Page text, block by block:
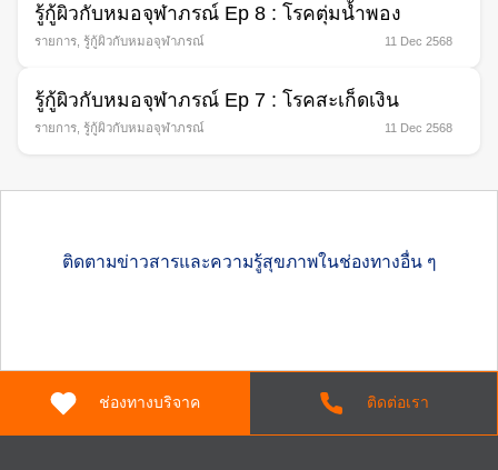
รู้กู้ผิวกับหมอจุฬาภรณ์ Ep 8 : โรคตุ่มนํ้าพอง
รายการ รู้กู้ผิวกับหมอจุฬาภรณ์ 11 Dec 2568
รู้กู้ผิวกับหมอจุฬาภรณ์ Ep 7 : โรคสะเก็ดเงิน
รายการ รู้กู้ผิวกับหมอจุฬาภรณ์ 11 Dec 2568
ติดตามข่าวสารและความรู้สุขภาพในช่องทางอื่น ๆ
ช่องทางบริจาค ติดต่อเรา